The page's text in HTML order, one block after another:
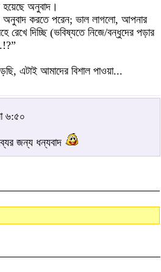
হয়েছে অনুবাদ।
করতে পরেন; ভাল লাগলো, আপনার
রেখে দিচ্ছি (ভবিষ্যতে নিজে/বন্ধুদের পড়ার
এটাই আমাদের বিশাল পাওয়া...
৬:৫০
জন্য ধন্যবাদ